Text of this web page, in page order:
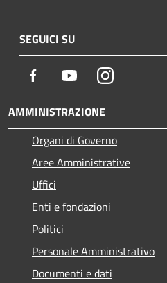
SEGUICI SU
Facebook YoutubeInstagram
AMMINISTRAZIONE
Organi di Governo
Aree Amministrative
Uffici
Enti e fondazioni
Politici
Personale Amministrativo
Documenti e dati